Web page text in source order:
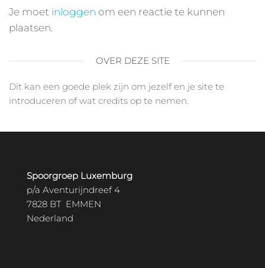
Je moet inloggen om een reactie te kunnen
plaatsen.
OVER DEZE SITE
Dit kan een goede plek zijn om jezelf en je site te
introduceren of wat credits op te nemen.
Spoorgroep Luxemburg
p/a Aventurijndreef 4
7828 BT EMMEN
Nederland